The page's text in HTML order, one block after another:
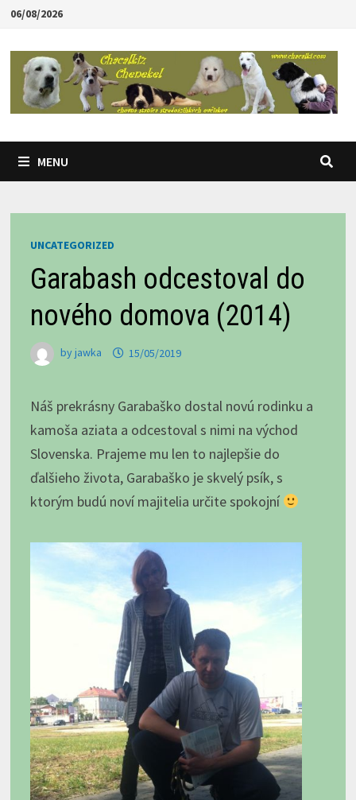
Skip
content
06/08/2026
MENU
UNCATEGORIZED
Garabash odcestoval do
nového domova (2014)
byjawka 15/05/2019
Náš prekrásny Garabaško dostal novú rodinku a
kamoša aziata a odcestoval s nimi na východ
Slovenska. Prajeme mu len to najlepšie do
ďalšieho života, Garabaško je skvelý psík, s
ktorým budú noví majitelia určite spokojní